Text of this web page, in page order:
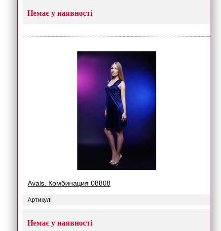
Немає у наявності
Avals. Комбинация 08808
Артикул:
Немає у наявності